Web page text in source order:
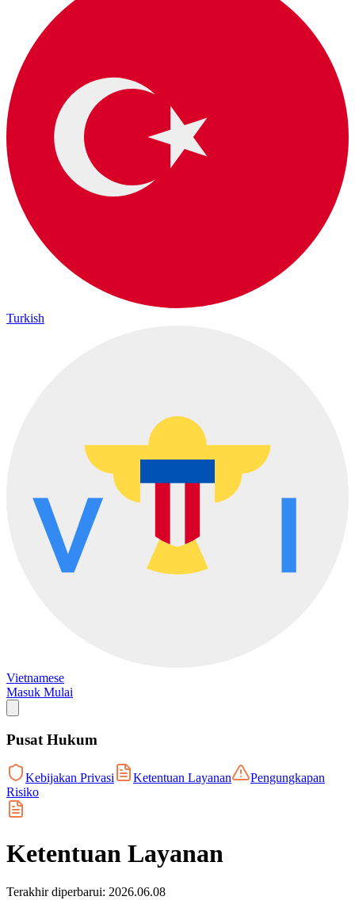
Turkish
Vietnamese
Masuk Mulai
Pusat Hukum
Kebijakan Privasi Ketentuan Layanan
Pengungkapan
Risiko
Ketentuan Layanan
Terakhir diperbarui: 2026.06.08